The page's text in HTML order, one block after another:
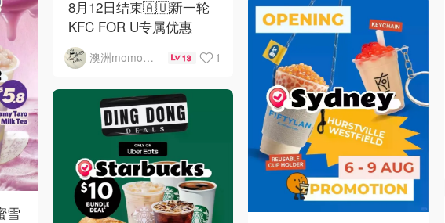
8月12日结束🇦🇺新一轮
KFC FOR U专属优惠
澳洲momo爱吃 13 1
雪